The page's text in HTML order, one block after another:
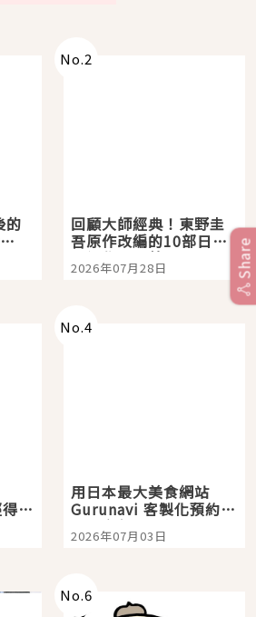
的
No.2
回顧大師經典！東野圭
吾原作改編的10部日本
影視作品推薦
2026年07月28日
起
No.4
用日本最大美食網站
Gurunavi 客製化預約九
大都市餐廳，打造專屬
美食體驗！
2026年07月03日
No.6
Share